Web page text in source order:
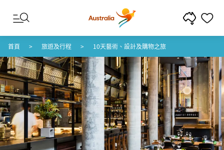
跳至內容
跳至頁尾導覽
首頁 旅遊及行程 10天藝術、設計及購物之旅